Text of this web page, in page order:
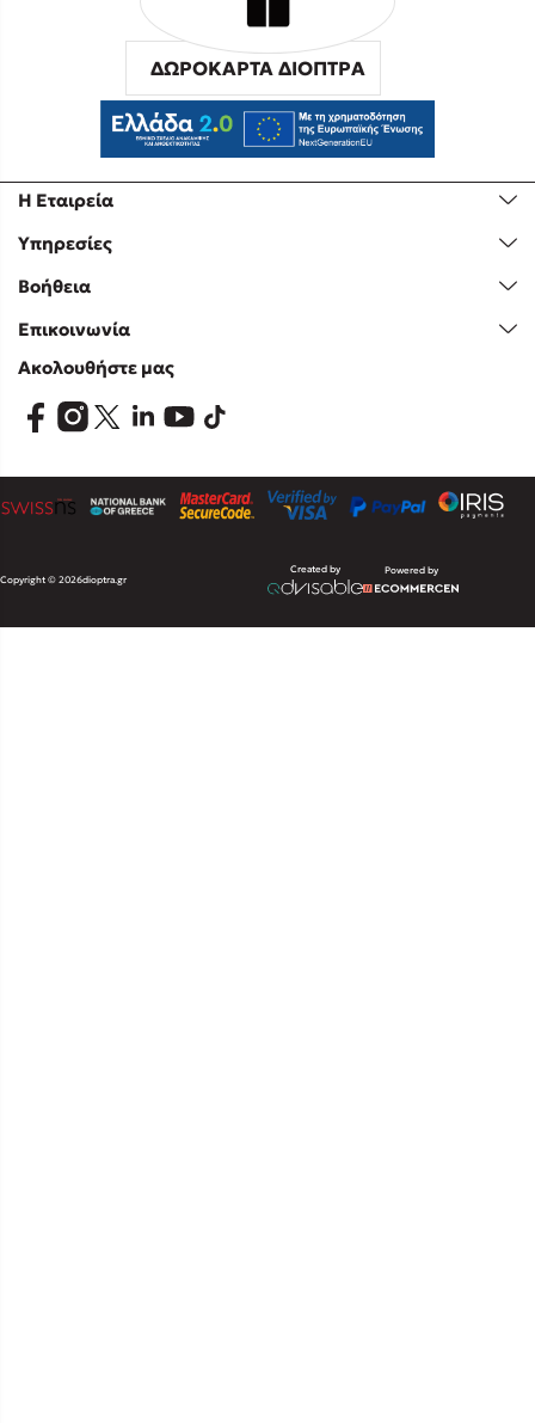
Η Εταιρεία
Υπηρεσίες
Βοήθεια
Επικοινωνία
ΔΩΡΟΚΑΡΤΑ ΔΙΟΠΤΡΑ
Ακολουθήστε μας
Copyright © 2026dioptra.gr
Created by Powered by